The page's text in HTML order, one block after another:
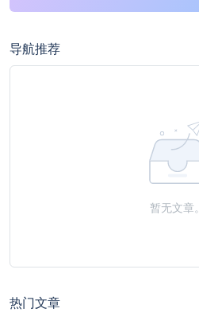
导航推荐
暂无文章。
热门文章